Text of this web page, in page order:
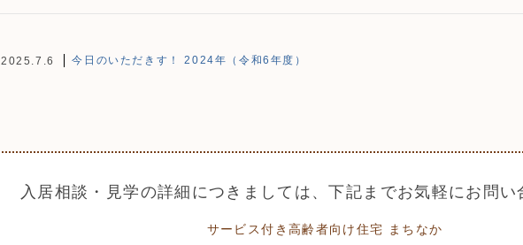
2025.7.6 今日のいただきす！ 2024年（令和6年度）
入居相談・見学の詳細につきましては、下記までお気軽にお問い
サービス付き高齢者向け住宅 まちなか